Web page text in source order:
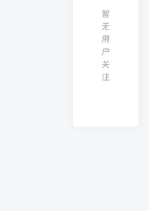
暂
无
用
户
关
注